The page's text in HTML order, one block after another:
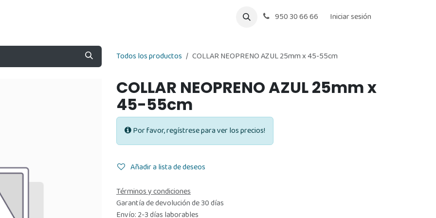
950 30 66 66 Iniciar sesión
Todos los productos COLLAR NEOPRENO AZUL 25mm x 45-55cm
COLLAR NEOPRENO AZUL 25mm x
45-55cm
Por favor, regístrese para ver los precios!
Añadir a lista de deseos
Términos y condiciones
Garantía de devolución de 30 días
Envío: 2-3 días laborables